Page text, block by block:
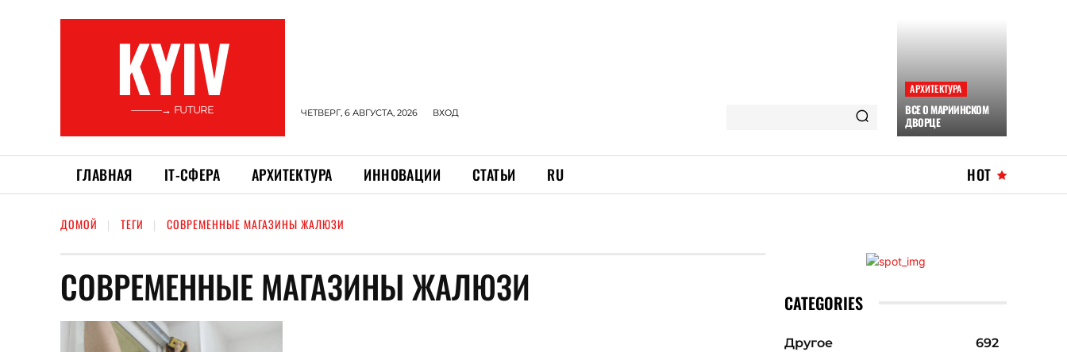
KYIV
———→ FUTURE ЧЕТВЕРГ, 6 АВГУСТА, 2026 ВХОД
АРХИТЕКТУРА
ВСЕ О МАРИИНСКОМ
ДВОРЦЕ
ГЛАВНАЯ ІТ-СФЕРА АРХИТЕКТУРА ИННОВАЦИИ СТАТЬИ RU HOT
ДОМОЙ ТЕГИ СОВРЕМЕННЫЕ МАГАЗИНЫ ЖАЛЮЗИ
СОВРЕМЕННЫЕ МАГАЗИНЫ ЖАЛЮЗИ CATEGORIES
Другое
692